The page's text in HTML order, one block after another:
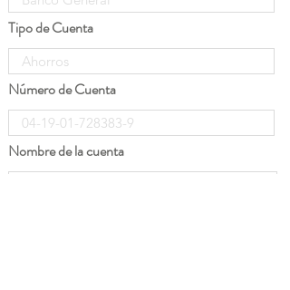
Tipo de Cuenta
Número de Cuenta
Nombre de la cuenta